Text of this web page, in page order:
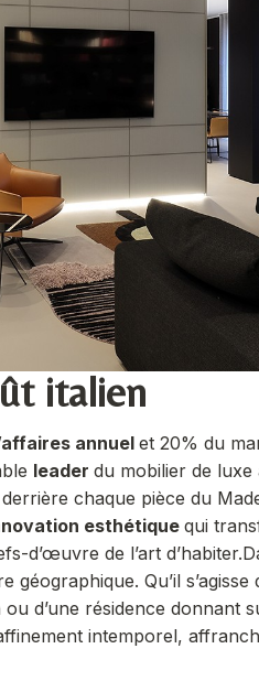
italien
annuel et 20% du
leader du mobilier de luxe
chaque pièce du
esthétiquequi
d’œuvre de l’art d’habiter.
Qu’il s’agisse
d’une résidence donnant
intemporel,